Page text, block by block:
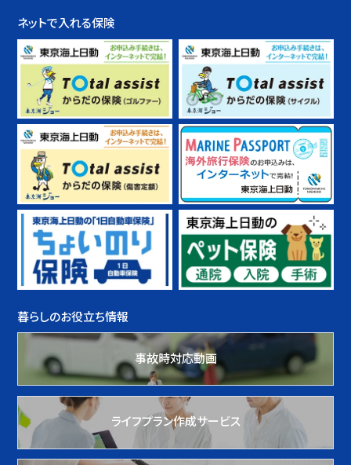
ネットで入れる保険
暮らしのお役立ち情報
事故時対応動画
ライフプラン作成サービス